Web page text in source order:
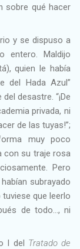
sobre qué hacer
y se dispuso a
entero. Maldijo
quien le había
del Hada Azul”
desastre. “¡De
privada, ni
de las tuyas!”;
muy poco
con su traje rosa
Pero
subrayado
que leerlo
de todo…, ni
I del Tratado de